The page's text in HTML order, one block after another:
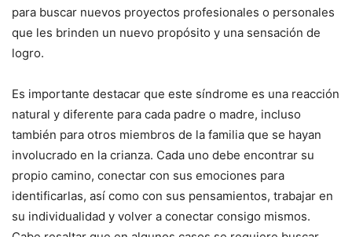
para buscar nuevos proyectos profesionales o personales
que les brinden un nuevo propósito y una sensación de
logro.
Es importante destacar que este síndrome es una reacción
natural y diferente para cada padre o madre, incluso
también para otros miembros de la familia que se hayan
involucrado en la crianza. Cada uno debe encontrar su
propio camino, conectar con sus emociones para
identificarlas, así como con sus pensamientos, trabajar en
su individualidad y volver a conectar consigo mismos.